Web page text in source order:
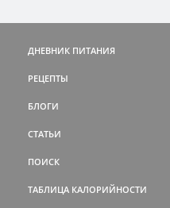
ДНЕВНИК ПИТАНИЯ
РЕЦЕПТЫ
БЛОГИ
СТАТЬИ
ПОИСК
ТАБЛИЦА КАЛОРИЙНОСТИ